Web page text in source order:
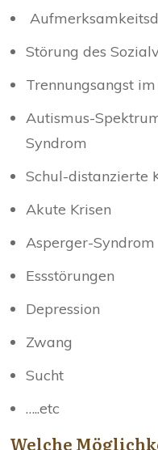
Störung des
Trennungsangst
Autismus-
Syndrom
Schul-distanzierte
Akute Krisen
Asperger-Syndrom
Essstörungen
Depression
Zwang
Sucht
…..etc
Welche